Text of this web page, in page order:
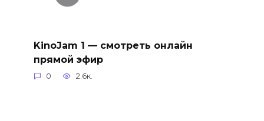
KinoJam 1 — смотреть онлайн
прямой эфир
0 2.6к.